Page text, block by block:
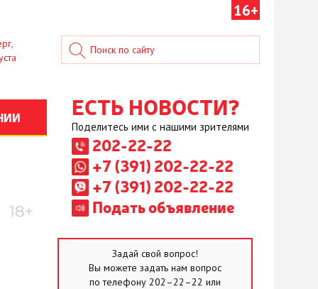
16+
ЕСТЬ НОВОСТИ?
Поделитесь ими с нашими зрителями
202-22-22
+7 (391) 202-22-22
+7 (391) 202-22-22
Подать объявление
Задай свой вопрос!
Вы можете задать нам вопрос
по телефону 202–22–22 или